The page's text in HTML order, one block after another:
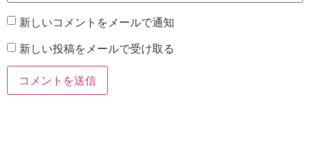
新しいコメントをメールで通知
新しい投稿をメールで受け取る